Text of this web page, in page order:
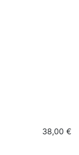
38,00 €